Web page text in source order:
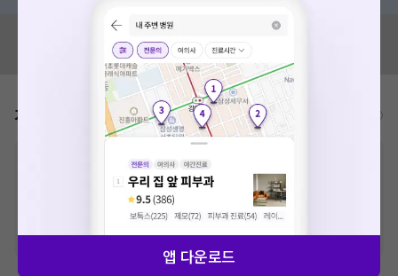
혹시 잘못된 병원정보가 있나요?
모두닥 팀에 알려주세요!
가격표 비급여/급여 진료란?
추가비용 등으로 실제 가격과 상이할 수 있으니, 정확
한 가격은 해당 의료기관에 직접 문의해주세요.
건강보험심사평가원에 고지되어 있는 급여 진료 기준 가
격입니다. (진료와 연관된 복합적인 비용이 추가되어, 병원마다 금액이 다르게
산정될 수 있는 점 참고 바랍니다.)
※ 이벤트가, 할인가는VAT 포함
앱 다운로드